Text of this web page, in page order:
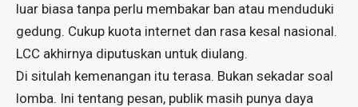
luar biasa tanpa perlu membakar ban atau menduduki
gedung. Cukup kuota internet dan rasa kesal nasional.
LCC akhirnya diputuskan untuk diulang.
Di situlah kemenangan itu terasa. Bukan sekadar soal
lomba. Ini tentang pesan, publik masih punya daya